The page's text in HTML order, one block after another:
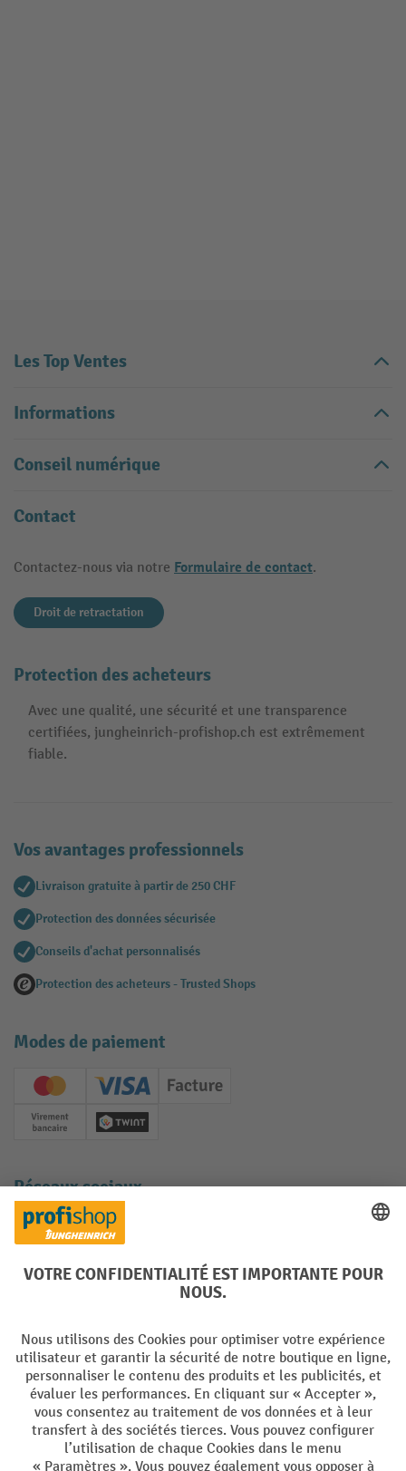
Les Top Ventes
Informations
Conseil numérique
Contact
Contactez-nous via notre Formulaire de contact.
Droit de retractation
Protection des acheteurs
Avec une qualité, une sécurité et une transparence
certifiées, jungheinrich-profishop.ch est extrêmement
fiable.
Vos avantages professionnels
Livraison gratuite à partir de 250 CHF
Protection des données sécurisée
Conseils d'achat personnalisés
Protection des acheteurs - Trusted Shops
Modes de paiement
Creditcard (Master)Creditcard (Visa)
Facture
Paiement anticipé
Twint
Réseaux sociaux
Facebook
YouTube
LinkedInInstagram
Conditions générales de vente Mentions Légales
Protection des Données Politique de cookies